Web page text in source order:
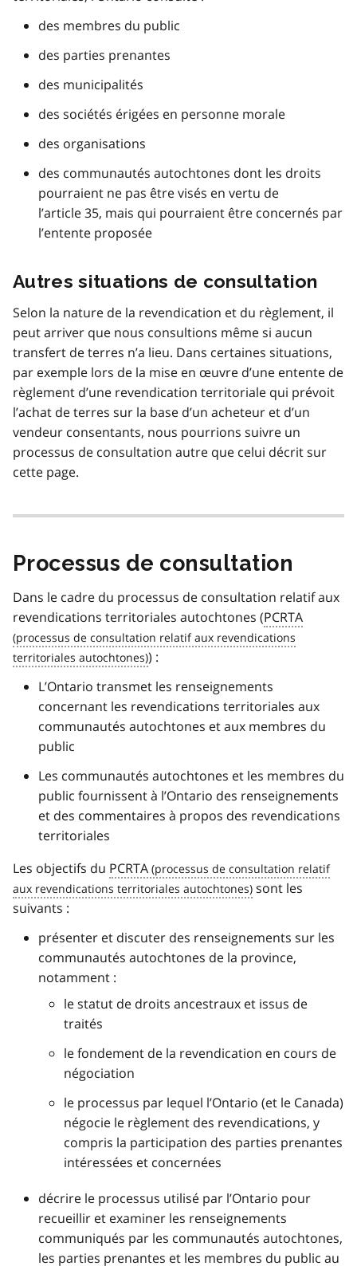
des membres du public
des parties prenantes
des municipalités
des sociétés érigées en personne morale
des organisations
des communautés autochtones dont les droits
pourraient ne pas être visés en vertu de
l’article 35, mais qui pourraient être concernés par
l’entente proposée
Autres situations de consultation
Selon la nature de la revendication et du règlement, il
peut arriver que nous consultions même si aucun
transfert de terres n’a lieu. Dans certaines situations,
par exemple lors de la mise en œuvre d’une entente de
règlement d’une revendication territoriale qui prévoit
l’achat de terres sur la base d’un acheteur et d’un
vendeur consentants, nous pourrions suivre un
processus de consultation autre que celui décrit sur
cette page.
Processus de consultation
Dans le cadre du processus de consultation relatif aux
revendications territoriales autochtones (PCRTA
) :
L’Ontario transmet les renseignements
concernant les revendications territoriales aux
communautés autochtones et aux membres du
public
Les communautés autochtones et les membres du
public fournissent à l’Ontario des renseignements
et des commentaires à propos des revendications
territoriales
Les objectifs du PCRTA
sont les
suivants :
présenter et discuter des renseignements sur les
communautés autochtones de la province,
notamment :
le statut de droits ancestraux et issus de
traités
le fondement de la revendication en cours de
négociation
le processus par lequel l’Ontario (et le Canada)
négocie le règlement des revendications, y
compris la participation des parties prenantes
intéressées et concernées
décrire le processus utilisé par l’Ontario pour
recueillir et examiner les renseignements
communiqués par les communautés autochtones,
les parties prenantes et les membres du public au